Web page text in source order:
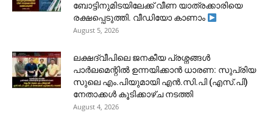
ബോട്ടിനുമിടയിലേക്ക് വീണ യാത്രക്കാരിയെ
രക്ഷപ്പെടുത്തി. വീഡിയോ കാണാം
August 5, 2026
ലക്ഷദ്വീപിലെ ജനകീയ പ്രശ്നങ്ങൾ
പാർലമെന്റിൽ ഉന്നയിക്കാൻ ധാരണ: സുപ്രിയ
സുലെ എം.പിയുമായി എൻ.സി.പി (എസ്.പി)
നേതാക്കൾ കൂടിക്കാഴ്ച നടത്തി
August 4, 2026